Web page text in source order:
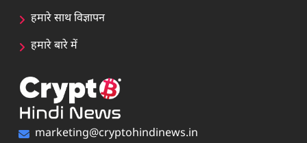
हमारे साथ विज्ञापन
हमारे बारे में
marketing@cryptohindinews.in